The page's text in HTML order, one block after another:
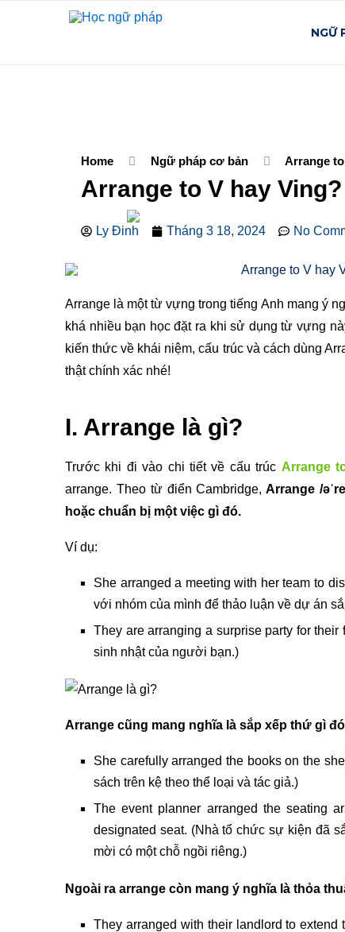
NGỮ
Home Ngữ pháp cơ bản Arrange
Arrange to V hay
Ly Đinh Tháng 3 18, 2024 No
Arrange là một từ vựng trong tiếng Anh mang ý
khá nhiều bạn học đặt ra khi sử dụng từ vựng
kiến thức về khái niệm, cấu trúc và cách dùng
thật chính xác nhé!
I. Arrange là gì?
Trước khi đi vào chi tiết về cấu trúc Arrange
arrange. Theo từ điển Cambridge, Arrange /
hoặc chuẩn bị một việc gì đó.
Ví dụ:
She arranged a meeting with her team to
với nhóm của mình để thảo luận về dự án
They are arranging a surprise party for
sinh nhật của người bạn.)
Arrange cũng mang nghĩa là sắp xếp thứ gì
She carefully arranged the books on the
sách trên kệ theo thể loại và tác giả.)
The event planner arranged the seating
designated seat. (Nhà tổ chức sự kiện đã
mời có một chỗ ngồi riêng.)
Ngoài ra arrange còn mang ý nghĩa là thỏa
They arranged with their landlord to